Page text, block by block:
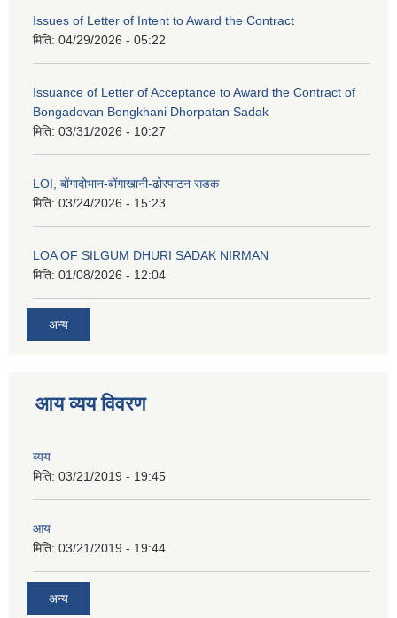
Issues of Letter of Intent to Award the Contract
मिति: 04/29/2026 - 05:22
Issuance of Letter of Acceptance to Award the Contract of
Bongadovan Bongkhani Dhorpatan Sadak
मिति: 03/31/2026 - 10:27
LOI, बोंगादोभान-बोंगाखानी-ढोरपाटन सडक
मिति: 03/24/2026 - 15:23
LOA OF SILGUM DHURI SADAK NIRMAN
मिति: 01/08/2026 - 12:04
अन्य
आय व्यय विवरण
व्यय
मिति: 03/21/2019 - 19:45
आय
मिति: 03/21/2019 - 19:44
अन्य